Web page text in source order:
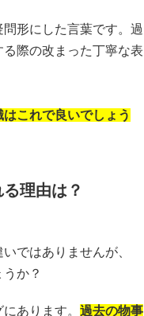
形にした言葉です。過
際の改まった丁寧な表
これで良いでしょう
理由は？
ではありませんが、
か？
あります。 過去の物事